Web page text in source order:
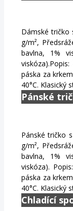
Dámské tričko
g/m²,
bavlna, 1%
páska za
40°C. Klasický
Pánské
Pánské tričko
g/m²,
bavlna, 1%
viskóza).
páska za
40°C. Klasický
Chladící